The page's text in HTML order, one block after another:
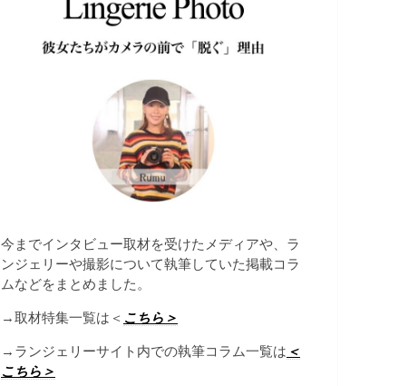
今までインタビュー取材を受けたメディアや、ラ
ンジェリーや撮影について執筆していた掲載コラ
ムなどをまとめました。
→取材特集一覧は＜ こちら＞
→ランジェリーサイト内での執筆コラム一覧は ＜
こちら＞